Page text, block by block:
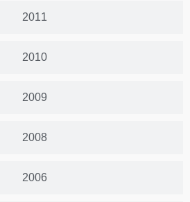
2011
2010
2009
2008
2006